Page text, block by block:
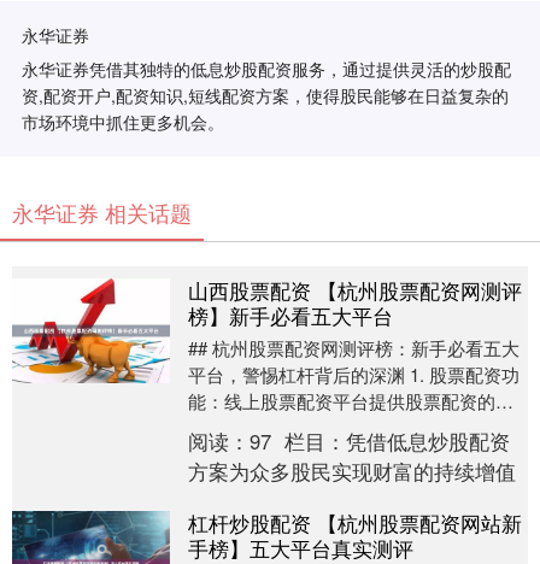
永华证券
永华证券凭借其独特的低息炒股配资服务，通过提供灵活的炒股配
资,配资开户,配资知识,短线配资方案，使得股民能够在日益复杂的
市场环境中抓住更多机会。
永华证券 相关话题
山西股票配资 【杭州股票配资网测评
榜】新手必看五大平台
## 杭州股票配资网测评榜：新手必看五大
平台，警惕杠杆背后的深渊 1. 股票配资功
能：线上股票配资平台提供股票配资的服
务，即向投资者提供资金进行股票交易。
投资者....
阅读： 97 栏目： 凭借低息炒股配资
方案为众多股民实现财富的持续增值
杠杆炒股配资 【杭州股票配资网站新
手榜】五大平台真实测评